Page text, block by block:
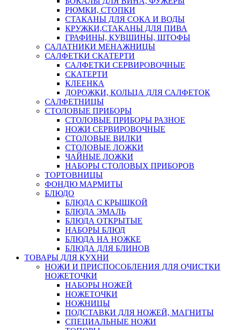
РЮМКИ, СТОПКИ
СТАКАНЫ ДЛЯ СОКА И ВОДЫ
КРУЖКИ,СТАКАНЫ ДЛЯ ПИВА
ГРАФИНЫ, КУВШИНЫ, ШТОФЫ
САЛАТНИКИ МЕНАЖНИЦЫ
САЛФЕТКИ СКАТЕРТИ
САЛФЕТКИ СЕРВИРОВОЧНЫЕ
СКАТЕРТИ
КЛЕЕНКА
ДОРОЖКИ, КОЛЬЦА ДЛЯ САЛФЕТОК
САЛФЕТНИЦЫ
СТОЛОВЫЕ ПРИБОРЫ
СТОЛОВЫЕ ПРИБОРЫ РАЗНОЕ
НОЖИ СЕРВИРОВОЧНЫЕ
СТОЛОВЫЕ ВИЛКИ
СТОЛОВЫЕ ЛОЖКИ
ЧАЙНЫЕ ЛОЖКИ
НАБОРЫ СТОЛОВЫХ ПРИБОРОВ
ТОРТОВНИЦЫ
ФОНДЮ МАРМИТЫ
БЛЮДО
БЛЮДА С КРЫШКОЙ
БЛЮДА ЭМАЛЬ
БЛЮДА ОТКРЫТЫЕ
НАБОРЫ БЛЮД
БЛЮДА НА НОЖКЕ
БЛЮДА ДЛЯ БЛИНОВ
ТОВАРЫ ДЛЯ КУХНИ
НОЖИ И ПРИСПОСОБЛЕНИЯ ДЛЯ ОЧИСТКИ
НОЖЕТОЧКИ
НАБОРЫ НОЖЕЙ
НОЖЕТОЧКИ
НОЖНИЦЫ
ПОДСТАВКИ ДЛЯ НОЖЕЙ, МАГНИТЫ
СПЕЦИАЛЬНЫЕ НОЖИ